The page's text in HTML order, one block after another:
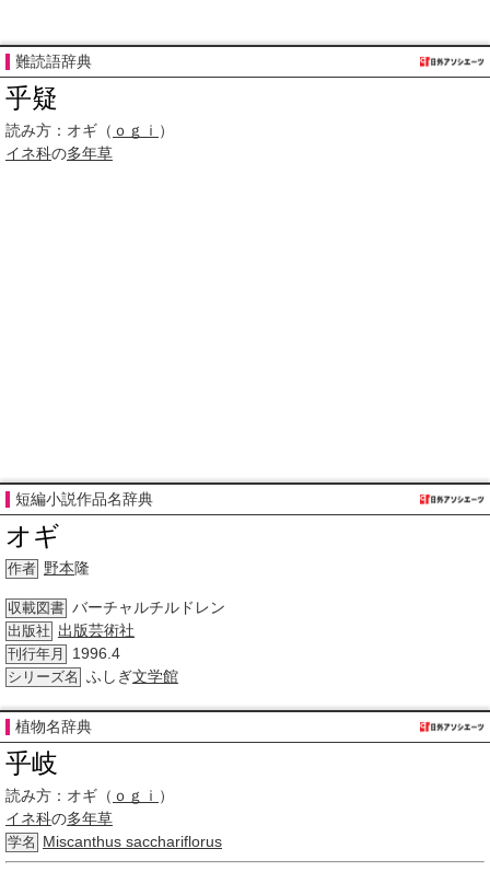
難読語辞典
乎疑
読み方： オギ（ ｏｇｉ ）
イネ科の多年草
短編小説作品名辞典
オギ
作者 野本隆
収載図書 バーチャルチルドレン
出版社 出版芸術社
刊行年月 1996.4
シリーズ名 ふしぎ文学館
植物名辞典
乎岐
読み方： オギ（ ｏｇｉ ）
イネ科の多年草
学名 Miscanthus sacchariflorus